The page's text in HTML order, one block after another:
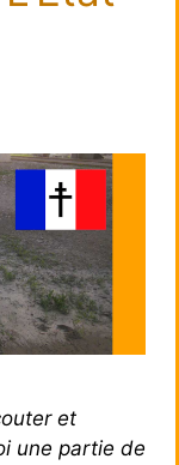
et
une partie de